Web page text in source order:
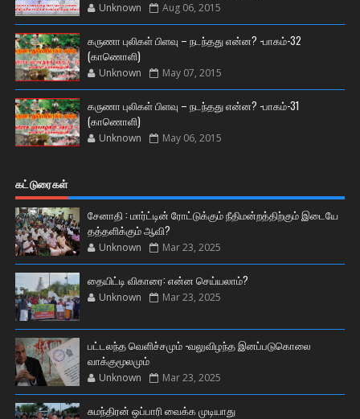
Unknown Aug 06, 2015
கருணா புலிகள் பிளவு – நடந்தது என்ன? -பாகம்-32
(காணொளி)
Unknown May 07, 2015
கருணா புலிகள் பிளவு – நடந்தது என்ன? -பாகம்-31
(காணொளி)
Unknown May 06, 2015
கட்டுரைகள்
சேனாதி : மார்ட்டின் ரோட்டுக்கும் நீதிமன்றத்திற்கும் இடையே
தத்தளிக்கும் ஆவி?
Unknown Mar 23, 2025
தையிட்டி விகாரை: என்ன செய்யலாம்?
Unknown Mar 23, 2025
பட்டலந்த வெளிச்சமும் -வலுவிழந்த இனப்படுகொலை
வாக்குமூலமும்
Unknown Mar 23, 2025
சுமந்திரன் ஒப்பாரி வைக்க முடியாது